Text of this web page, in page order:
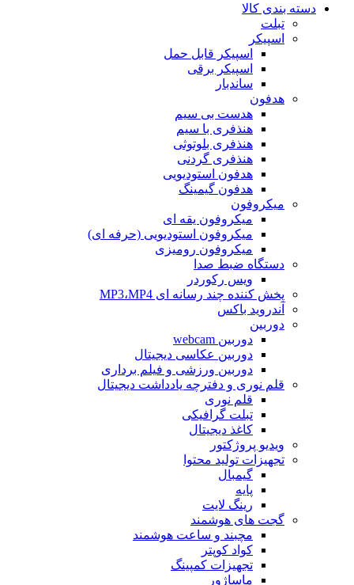
دسته بندی کالا
تبلت
اسپیکر
اسپیکر قابل حمل
اسپیکر برقی
ساندبار
هدفون
هدست بی سیم
هنذفری با سیم
هنذفری بلوتوثی
هنذفری گردنی
هدفون استودیویی
هدفون گیمینگ
میکروفون
میکروفون یقه ای
میکروفون استودیویی (حرفه ای)
میکروفون رومیزی
دستگاه ضبط صدا
ویس رکوردر
پخش کننده چند رسانه ای MP3،MP4
آندروید باکس
دوربین
دوربین webcam
دوربین عکاسی دیجیتال
دوربین‌ ورزشی و فیلم برداری
قلم نوری و دفترچه یادداشت دیجیتال
قلم نوری
تبلت گرافیکی
کاغذ دیجیتال
ویدیو پروژکتور
تجهیزات تولید محتوا
گیمبال
پایه
رینگ لایت
گجت های هوشمند
مچبند و ساعت هوشمند
کواد کوپتر
تجهیزات کمپینگ
ماساژور